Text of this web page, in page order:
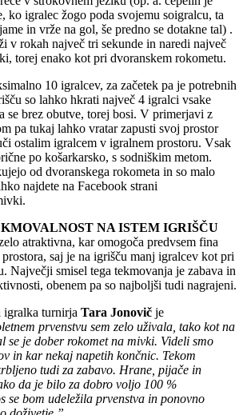
ko igralec žogo poda svojemu soigralcu, ta
in vrže na gol, še predno se dotakne tal) .
v rokah največ tri sekunde in naredi največ
torej enako kot pri dvoranskem rokometu.
10 igralcev, za začetek pa je potrebnih
so lahko hkrati največ 4 igralci vsake
se brez obutve, torej bosi. V primerjavi z
pa tukaj lahko vratar zapusti svoj prostor
ostalim igralcem v igralnem prostoru. Vsak
po košarkarsko, s sodniškim metom.
od dvoranskega rokometa in so malo
najdete na Facebook strani
NA ISTEM IGRIŠČU
atraktivna, kar omogoča predvsem fina
saj je na igrišču manj igralcev kot pri
Največji smisel tega tekmovanja je zabava in
obenem pa so najboljši tudi nagrajeni.
igralka turnirja Tara Jonovič je
prvenstvu sem zelo uživala, tako kot na
se je dober rokomet na mivki. Videli smo
in kar nekaj napetih končnic. Tekom
tudi za zabavo. Hrane, pijače in
da je bilo za dobro voljo 100 %
se bom udeležila prvenstva in ponovno